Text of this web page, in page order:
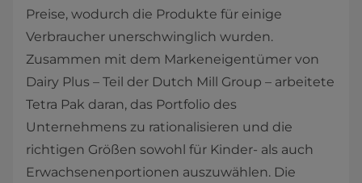
Preise, wodurch die Produkte für einige
Verbraucher unerschwinglich wurden.
Zusammen mit dem Markeneigentümer von
Dairy Plus – Teil der Dutch Mill Group – arbeitete
Tetra Pak daran, das Portfolio des
Unternehmens zu rationalisieren und die
richtigen Größen sowohl für Kinder- als auch
Erwachsenenportionen auszuwählen. Die